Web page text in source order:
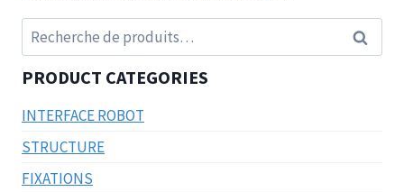
Recherche
pour :
PRODUCT CATEGORIES
INTERFACE ROBOT
STRUCTURE
FIXATIONS